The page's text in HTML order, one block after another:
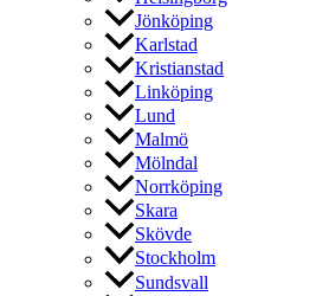
Jönköping
Karlstad
Kristianstad
Linköping
Lund
Malmö
Mölndal
Norrköping
Skara
Skövde
Stockholm
Sundsvall